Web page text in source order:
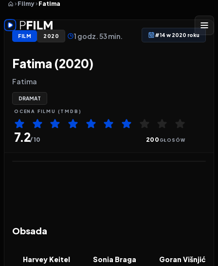
Filmy Fatima
FILM 2020 1 godz. 53 min. #14 w 2020 roku
Fatima (2020)
Fatima
DRAMAT
OCENA FILMU (TMDB)
7.2/ 10 200GŁOSÓW
Obsada
Harvey Keitel Sonia Braga Goran Višnjić